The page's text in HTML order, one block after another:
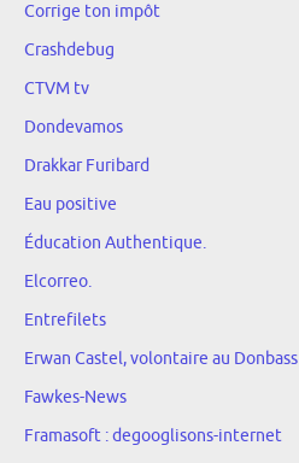
Corrige ton impôt
Crashdebug
CTVM tv
Dondevamos
Drakkar Furibard
Eau positive
Éducation Authentique.
Elcorreo.
Entrefilets
Erwan Castel, volontaire au Donbass
Fawkes-News
Framasoft : degooglisons-internet